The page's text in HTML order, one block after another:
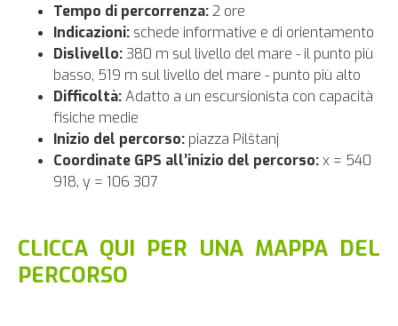
Tempo di percorrenza:2 ore
Indicazioni: schede informative e di orientamento
Dislivello:380 m sul livello del mare - il punto più
basso, 519 m sul livello del mare - punto più alto
Difficoltà:Adatto a un escursionista con capacità
fisiche medie
Inizio del percorso: piazza Pilštanj
Coordinate GPS all’inizio del percorso:x = 540
918, y = 106 307
CLICCA QUI PER UNA MAPPA DEL
PERCORSO